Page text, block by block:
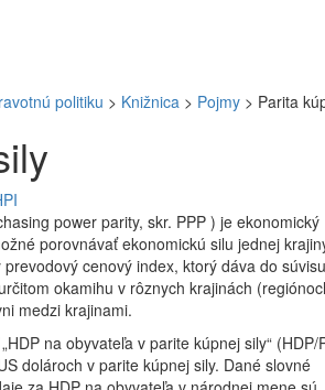
politiku > Knižnica> Pojmy> Parita
power parity, skr. PPP ) je ekonomický
porovnávať ekonomickú silu jednej
cenový index, ktorý dáva do súvisu
okamihu v rôznych krajinách
medzi krajinami.
na obyvateľa v parite kúpnej sily“ (HDP/
dolároch v parite kúpnej sily. Dané slovné